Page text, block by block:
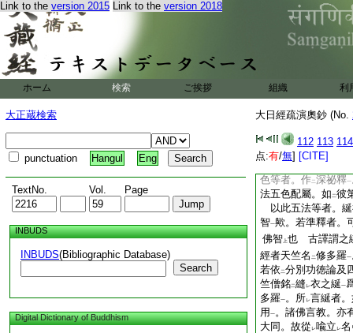
Link to the version 2015 Link to the version 2018
ホーム 検索 ご挨拶 組織 利
大正蔵検索
punctuation Hangul Eng
TextNo. Vol. Page
INBUDS
INBUDS(Bibliographic Database)
Search
Digital Dictionary of Buddhism
大日經疏演奧鈔 (No.
112 113 114
点:有/無] [CITE]
疏鈔第一云。此信
無量生一 不 令二 失壞 一
經。三藏中經詮
如レ次。主 左右兩邊
受等者。釋 經如是
結等者。文次第云
智證雜鈔注
指授 一。急急不レ
垂 附來 云云 結線
色等者。作二深祕釋一
法五色配屬。如 二彼
以此五法等者。
智一歟。若準釋者。
佛智 上也 古譯謂之
經者天竺名 二修多羅一
若依 二分別功徳論及
竺僧銘二縫 レ衣之綖一
多羅一。所レ言綖者
用 一。諸佛言教。亦
大同。故從 レ喩立 レ